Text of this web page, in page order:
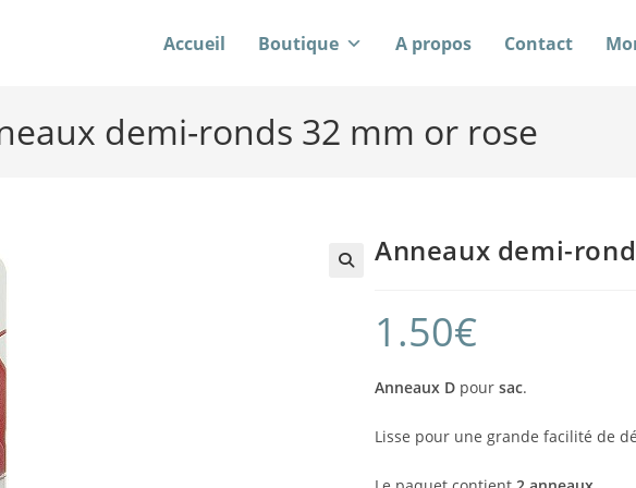
Accueil Boutique A propos Contact
demi-ronds 32 mm or rose
Anneaux demi-
1.50€
Anneaux D pour sac.
Lisse pour une grande facilité de